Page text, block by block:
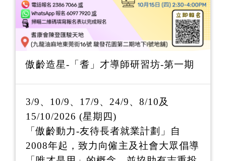
傲齡造星-「耆」才導師研習坊-第一期
3/9、10/9、17/9、24/9、8/10及
15/10/2026 (星期四)
「傲齡動力-友待長者就業計劃」自
2008年起，致力向僱主及社會大眾倡導